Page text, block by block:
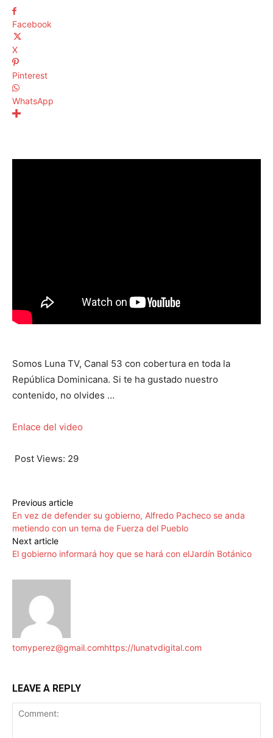
Facebook
X
Pinterest
WhatsApp
Somos Luna TV, Canal 53 con cobertura en toda la
República Dominicana. Si te ha gustado nuestro
contenido, no olvides …
Enlace del video
Post Views: 29
Previous article
En vez de defender su gobierno, Alfredo Pacheco se anda
metiendo con un tema de Fuerza del Pueblo
Next article
El gobierno informará hoy que se hará con elJardín Botánico
tomyperez@gmail.comhttps://lunatvdigital.com
LEAVE A REPLY